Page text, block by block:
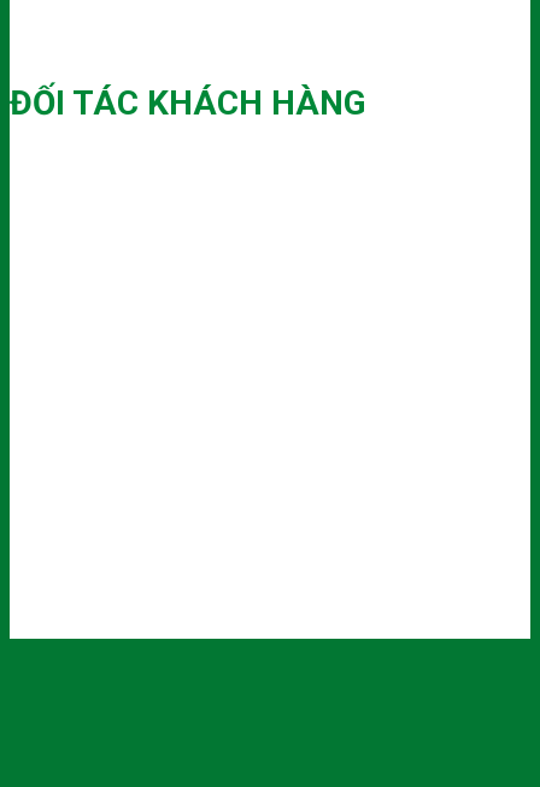
ĐỐI TÁC KHÁCH HÀNG